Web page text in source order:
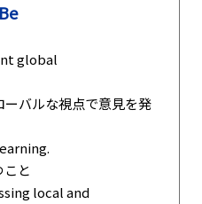
global
バルな視点で意見を発
と
local and